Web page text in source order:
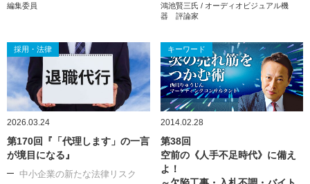
編集委員
鴻池賢三氏 / オーディオビジュアル機
器 評論家
採用・法律
2026.03.24
第170回『「代理します」の一言
が境目になる』
中小企業の新たな法律リスク
キーワード
2014.02.28
第38回
空前の《人手不足時代》に備え
よ！